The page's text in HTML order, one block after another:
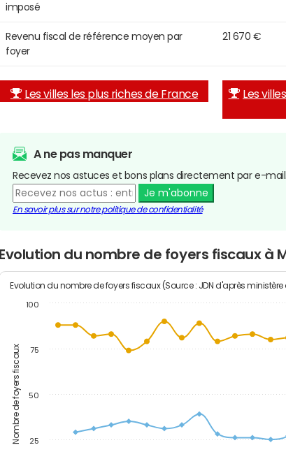
imposé
Revenu fiscal de référence moyen par
foyer
21 670 €
Les villes les plus riches de France
Les
A ne pas manquer
Recevez nos astuces et bons plans directement par e-mail.
Je m'abonne
En savoir plus sur notre politique de confidentialité
Evolution du nombre de foyers fiscaux à
Nombre de foyers fiscaux
Evolution du nombre de foyers fiscaux (Source : JDN d'après ministère
25
50
75
100